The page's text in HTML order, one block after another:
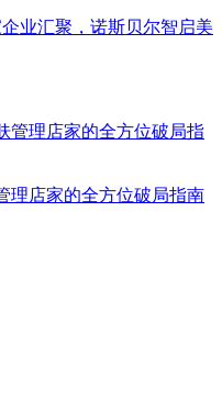
业汇聚，诺斯贝尔智启美
理店家的全方位破局指南